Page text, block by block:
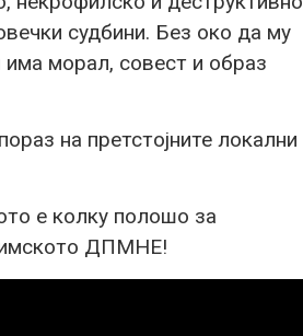
судбини. Без око да му
морал, совест и образ
на претстојните локални
е колку полошо за
ДПМНЕ!